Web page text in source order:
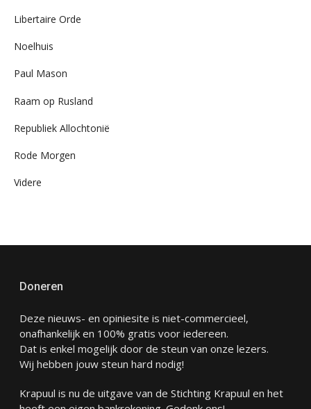
Libertaire Orde
Noelhuis
Paul Mason
Raam op Rusland
Republiek Allochtonië
Rode Morgen
Videre
Doneren
Deze nieuws- en opiniesite is niet-commercieel,
onafhankelijk en 100% gratis voor iedereen.
Dat is enkel mogelijk door de steun van onze lezers.
Wij hebben jouw steun hard nodig!
Krapuul is nu de uitgave van de Stichting Krapuul en het